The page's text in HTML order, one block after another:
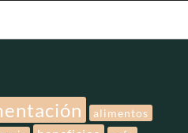
alimentos